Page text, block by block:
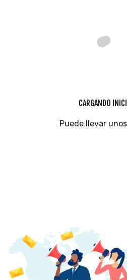
CARGANDO
Puede llevar